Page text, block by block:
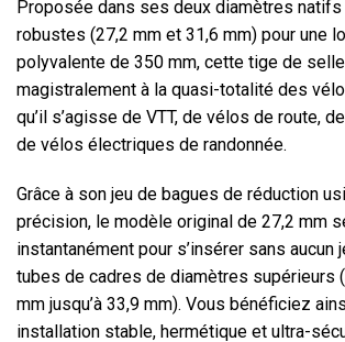
Proposée dans ses deux diamètres
robustes (27,2 mm et 31,6 mm) pour une
polyvalente de 350 mm, cette tige de selle
magistralement à la quasi-totalité des
qu’il s’agisse de VTT, de vélos de route,
de vélos électriques de randonnée.
Grâce à son jeu de bagues de réduction
précision, le modèle original de 27,2 mm
instantanément pour s’insérer sans aucun
tubes de cadres de diamètres supérieurs
mm jusqu’à 33,9 mm). Vous bénéficiez
installation stable, hermétique et ultra-